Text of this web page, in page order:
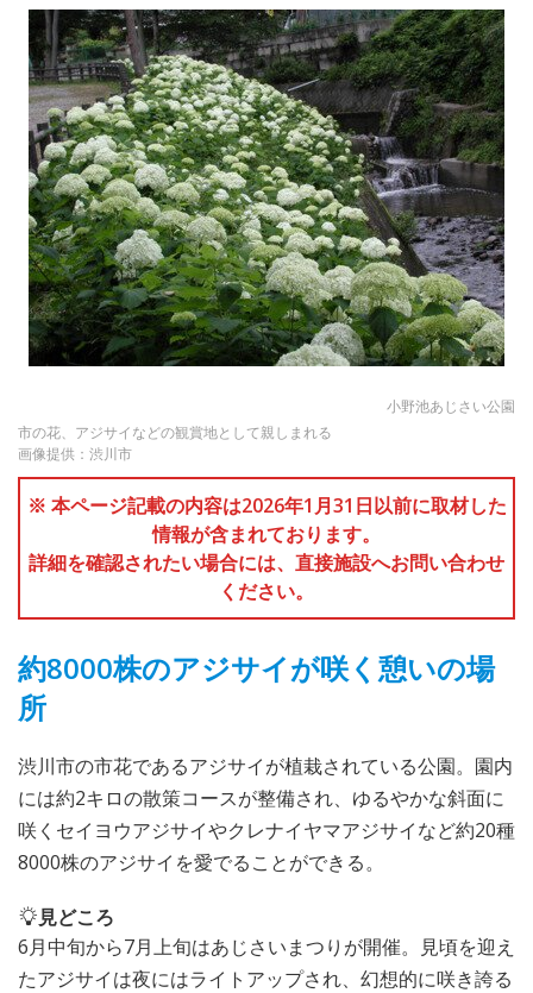
小野池あじさい公園
市の花、アジサイなどの観賞地として親しまれる
画像提供：渋川市
※ 本ページ記載の内容は2026年1月31日以前に取材した
情報が含まれております。
詳細を確認されたい場合には、直接施設へお問い合わせ
ください。
約8000株のアジサイが咲く憩いの場
所
渋川市の市花であるアジサイが植栽されている公園。園内
には約2キロの散策コースが整備され、ゆるやかな斜面に
咲くセイヨウアジサイやクレナイヤマアジサイなど約20種
8000株のアジサイを愛でることができる。
見どころ
6月中旬から7月上旬はあじさいまつりが開催。見頃を迎え
たアジサイは夜にはライトアップされ、幻想的に咲き誇る